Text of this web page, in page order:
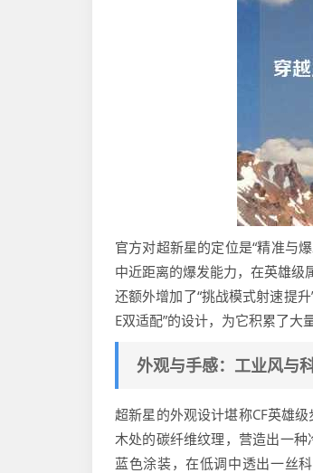
官方对超新星的定位是“精准与
中近距离的爆发能力，在英雄级
还额外增加了“挑战模式射速提
E双适配”的设计，为它积累了大
外观与手感：工业风与
超新星的外观设计堪称CF英雄
木处的碳纤维纹理，营造出一
蓝色涂装，在低调中透出一丝